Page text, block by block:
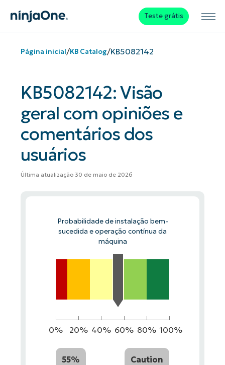
Teste grátis
Página inicial/KB Catalog/KB5082142
KB5082142: Visão
geral com opiniões e
comentários dos
usuários
Última atualização 30 de maio de 2026
Probabilidade de instalação bem-
sucedida e operação contínua da
máquina
0% 20% 40% 60% 80% 100%
55% Caution